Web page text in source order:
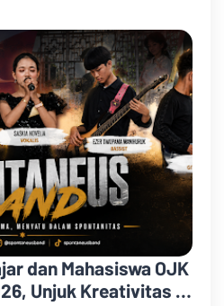
dan Mahasiswa OJK
Unjuk Kreativitas di